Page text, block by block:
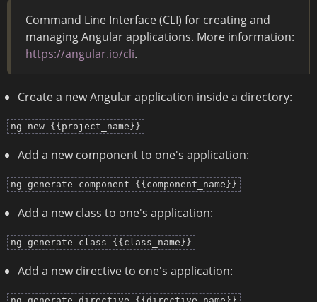
Command Line Interface (CLI) for creating and
managing Angular applications. More information:
https://angular.io/cli.
Create a new Angular application inside a directory:
ng new {{project_name}}
Add a new component to one's application:
ng generate component {{component_name}}
Add a new class to one's application:
ng generate class {{class_name}}
Add a new directive to one's application: